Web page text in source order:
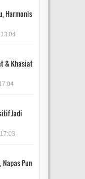
Harmonis
& Khasiat
Jadi
Pun